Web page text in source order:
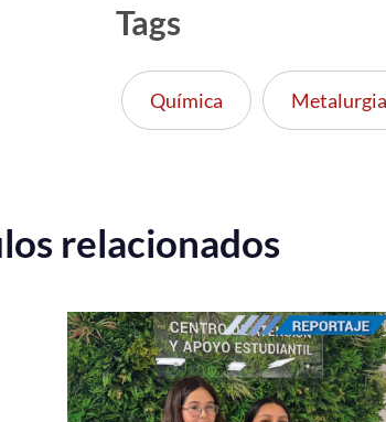
Tags
Química Metalurgia
relacionados